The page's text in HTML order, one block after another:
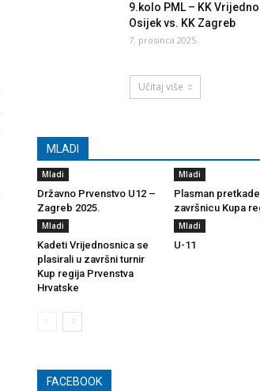
9.kolo PML – KK
Osijek vs. KK Zagreb
7. prosinca 2025.
Učitaj više
MLADI
Mladi
Državno Prvenstvo U12 –
Zagreb 2025.
Mladi
Plasman
završnicu Kupa
Mladi
Kadeti Vrijednosnica se
plasirali u završni turnir
Kup regija Prvenstva
Hrvatske
Mladi
U-11
FACEBOOK